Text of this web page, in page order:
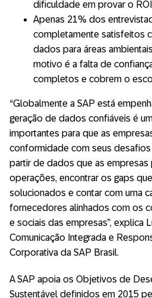
dificuldade em provar o
Apenas 21% dos
completamente satisfeitos
dados para áreas
motivo é a falta de
completos e cobrem o
“Globalmente a SAP está
geração de dados confiáveis é
importantes para que as
conformidade com seus
partir de dados que as empresas
operações, encontrar os gaps
solucionados e contar com uma
fornecedores alinhados com os
e sociais das empresas”, explica
Comunicação Integrada e
Corporativa da SAP Brasil.
A SAP apoia os Objetivos de
Sustentável definidos em 2015